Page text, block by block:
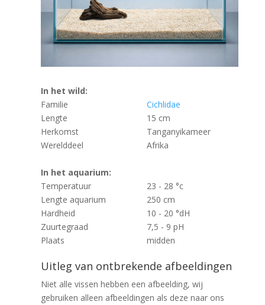
In het wild:
Familie
Cichlidae
Lengte
15 cm
Herkomst
Tanganyikameer
Werelddeel
Afrika
In het aquarium:
Temperatuur
23 - 28 °c
Lengte aquarium
250 cm
Hardheid
10 - 20 °dH
Zuurtegraad
7,5 - 9 pH
Plaats
midden
Uitleg van ontbrekende afbeeldingen
Niet alle vissen hebben een afbeelding, wij
gebruiken alleen afbeeldingen als deze naar ons